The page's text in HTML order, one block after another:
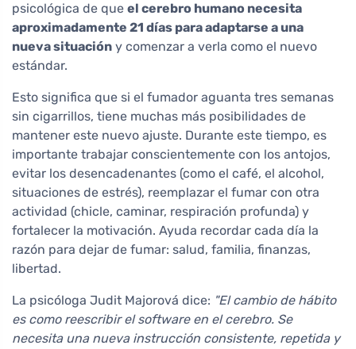
psicológica de que el cerebro humano necesita
aproximadamente 21 días para adaptarse a una
nueva situación y comenzar a verla como el nuevo
estándar.
Esto significa que si el fumador aguanta tres semanas
sin cigarrillos, tiene muchas más posibilidades de
mantener este nuevo ajuste. Durante este tiempo, es
importante trabajar conscientemente con los antojos,
evitar los desencadenantes (como el café, el alcohol,
situaciones de estrés), reemplazar el fumar con otra
actividad (chicle, caminar, respiración profunda) y
fortalecer la motivación. Ayuda recordar cada día la
razón para dejar de fumar: salud, familia, finanzas,
libertad.
La psicóloga Judit Majorová dice: "El cambio de hábito
es como reescribir el software en el cerebro. Se
necesita una nueva instrucción consistente, repetida y